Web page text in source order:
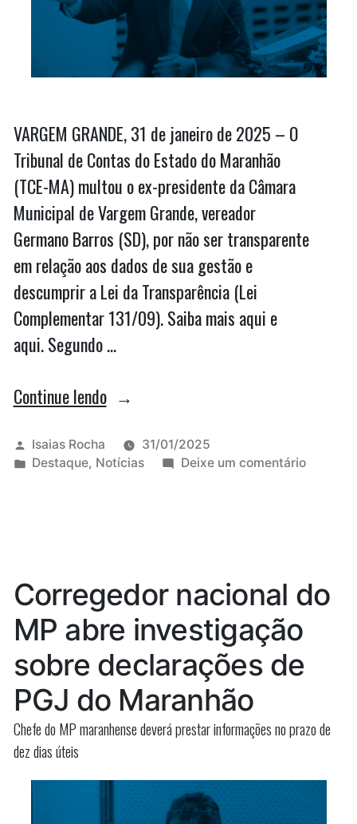
VARGEM GRANDE, 31 de janeiro de 2025 – O
Tribunal de Contas do Estado do Maranhão
(TCE-MA) multou o ex-presidente da Câmara
Municipal de Vargem Grande, vereador
Germano Barros (SD), por não ser transparente
em relação aos dados de sua gestão e
descumprir a Lei da Transparência (Lei
Complementar 131/09). Saiba mais aqui e
aqui. Segundo …
Continue lendo“Único
que
recebeu
Vargem
Grande
é
multado
pelo
TCE”
Publicado
por
Isaias Rocha
31/01/2025
Publicado
Destaque, Notícias Deixe um comentárioem
em
Vargem
Corregedor nacional do
MP abre investigação
sobre declarações de
PGJ do Maranhão
Chefe do MP maranhense deverá prestar informações no prazo de
dez dias úteis